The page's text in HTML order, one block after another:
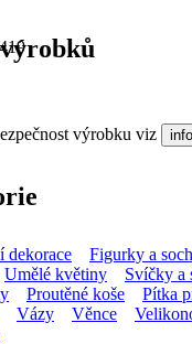
výrobku viz
dekorace Figurky a
Umělé květiny Svíčky a
Proutěné koše
Pítka
Vázy Věnce